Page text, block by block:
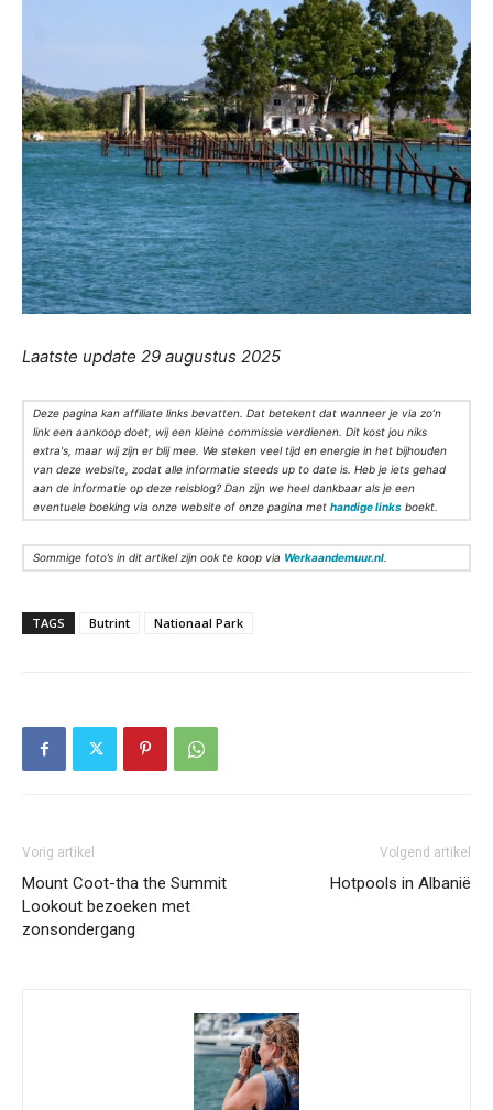
Laatste update 29 augustus 2025
Deze pagina kan affiliate links bevatten. Dat betekent dat wanneer je via zo’n
link een aankoop doet, wij een kleine commissie verdienen. Dit kost jou niks
extra's, maar wij zijn er blij mee. We steken veel tijd en energie in het bijhouden
van deze website, zodat alle informatie steeds up to date is. Heb je iets gehad
aan de informatie op deze reisblog? Dan zijn we heel dankbaar als je een
eventuele boeking via onze website of onze pagina met handige links boekt.
Sommige foto’s in dit artikel zijn ook te koop via Werkaandemuur.nl
TAGS Butrint Nationaal Park
Vorig artikel
Mount Coot-tha the Summit
Lookout bezoeken met
zonsondergang
Volgend artikel
Hotpools in Albanië